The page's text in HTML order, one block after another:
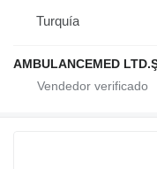
Turquía
AMBULANCEMED